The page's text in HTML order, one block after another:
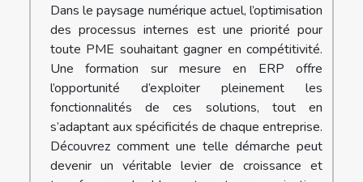
Dans le paysage numérique actuel, l’optimisation
des processus internes est une priorité pour
toute PME souhaitant gagner en compétitivité.
Une formation sur mesure en ERP offre
l’opportunité d’exploiter pleinement les
fonctionnalités de ces solutions, tout en
s’adaptant aux spécificités de chaque entreprise.
Découvrez comment une telle démarche peut
devenir un véritable levier de croissance et